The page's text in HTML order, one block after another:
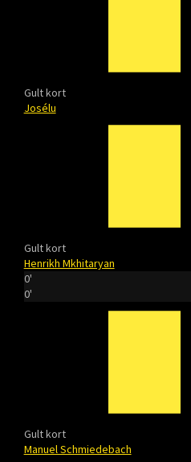
Gult kort
Josélu
Gult kort
Henrikh Mkhitaryan
0'
0'
Gult kort
Manuel Schmiedebach